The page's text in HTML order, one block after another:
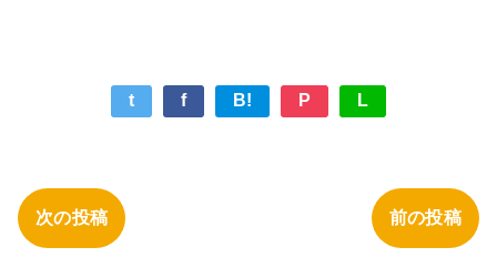
t f B! P L
次の投稿 前の投稿